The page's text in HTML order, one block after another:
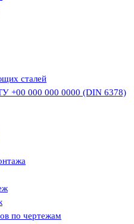
сталей
+00 000 000 0000 (DIN 6378)
по чертежам